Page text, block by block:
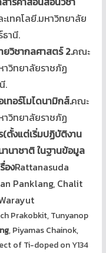
เทคโลยี.มหาวิทยาลัย
านี.
ยวิชากลศาสตร์ 2.คณะ
าวิทยาลัยราชภัฏ
.
ทอร์โมไดนามิกส์.คณะ
าวิทยาลัยราชภัฏ
(ตั้งแต่เริ่มปฏิบัติงาน
นาชาติ ในฐานข้อมูล
องRattanasuda
Panklang, Chalit
Prakobkit, Tunyanop
, Piyamas Chainok,
of Ti-doped on Y134